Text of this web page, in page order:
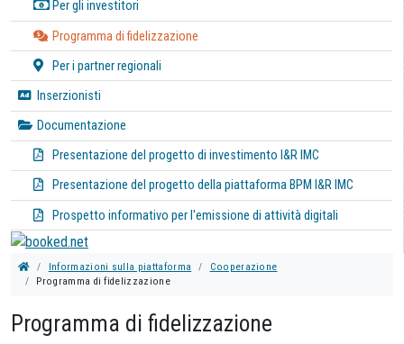
Per gli investitori
Programma di fidelizzazione
Per i partner regionali
Inserzionisti
Documentazione
Presentazione del progetto di investimento I&R IMC
Presentazione del progetto della piattaforma BPM I&R IMC
Prospetto informativo per l'emissione di attività digitali
Informazioni sulla piattaforma
Cooperazione
Programma di fidelizzazione
Programma di fidelizzazione